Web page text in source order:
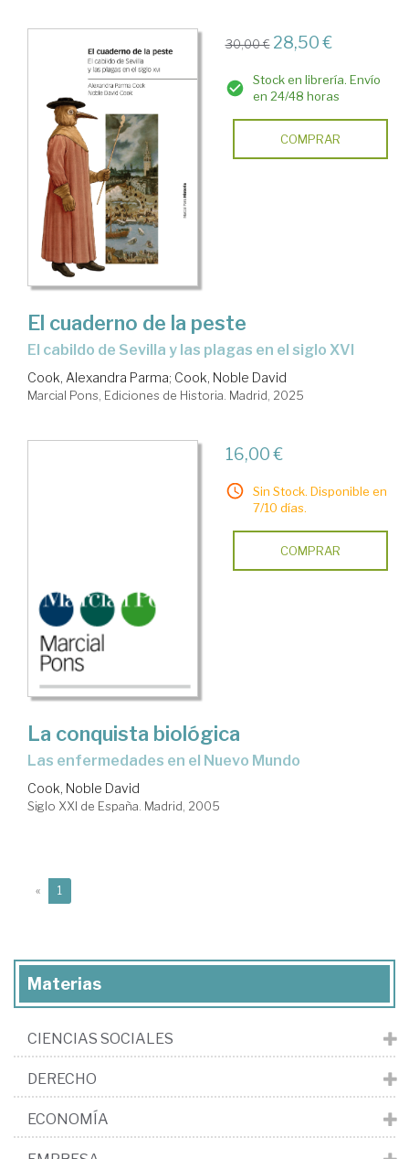
30,00 € 28,50 €
Stock en librería. Envío
en 24/48 horas
COMPRAR
El cuaderno de la peste
El cabildo de Sevilla y las plagas en el siglo XVI
Cook, Alexandra Parma; Cook, Noble David
Marcial Pons, Ediciones de Historia. Madrid, 2025
16,00 €
Sin Stock. Disponible en
7/10 días.
COMPRAR
La conquista biológica
las enfermedades en el Nuevo Mundo
Cook, Noble David
Siglo XXI de España. Madrid, 2005
« 1
Materias
CIENCIAS SOCIALES
DERECHO
ECONOMÍA